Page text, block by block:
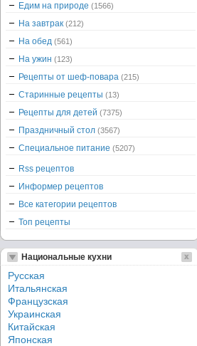
Едим на природе (1566)
На завтрак (212)
На обед (561)
На ужин (123)
Рецепты от шеф-повара (215)
Старинные рецепты (13)
Рецепты для детей (7375)
Праздничный стол (3567)
Специальное питание (5207)
Rss рецептов
Информер рецептов
Все категории рецептов
Топ рецепты
Национальные кухни
Русская
Итальянская
Французская
Украинская
Китайская
Японская